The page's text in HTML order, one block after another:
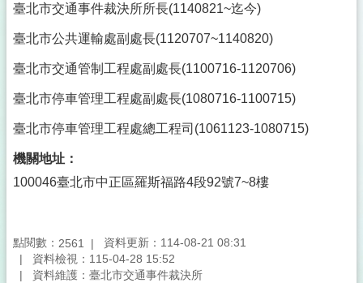
臺北市交通事件裁決所所長(1140821~迄今)
臺北市公共運輸處副處長(1120707~1140820)
臺北市交通管制工程處副處長(1100716-1120706)
臺北市停車管理工程處副處長(1080716-1100715)
臺北市停車管理工程處總工程司(1061123-1080715)
機關地址：
100046臺北市中正區羅斯福路4段92號7~8樓
點閱數： 2561
資料更新：114-08-21 08:31
資料檢視：115-04-28 15:52
資料維護：臺北市交通事件裁決所